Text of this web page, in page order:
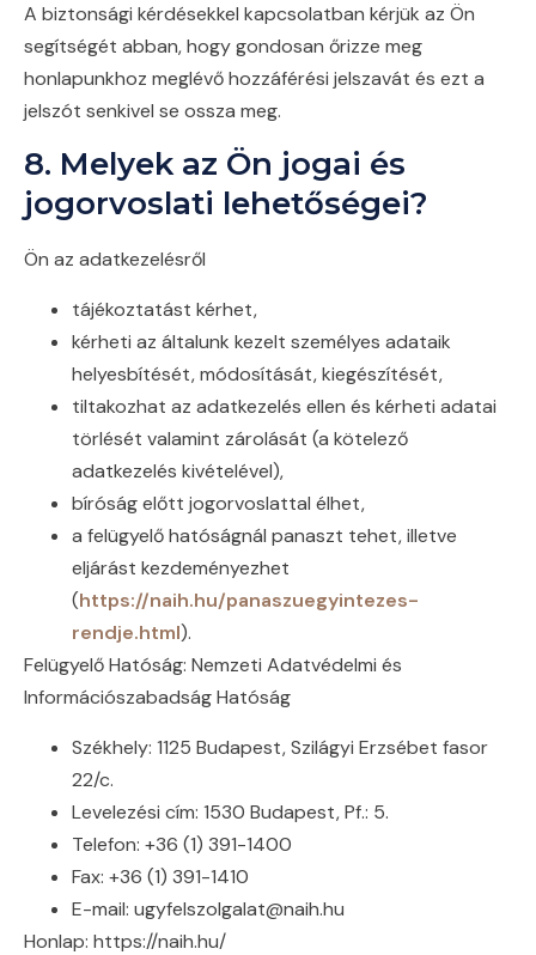
A biztonsági kérdésekkel kapcsolatban kérjük az Ön
segítségét abban, hogy gondosan őrizze meg
honlapunkhoz meglévő hozzáférési jelszavát és ezt a
jelszót senkivel se ossza meg.
8. Melyek az Ön jogai és
jogorvoslati lehetőségei?
Ön az adatkezelésről
tájékoztatást kérhet,
kérheti az általunk kezelt személyes adataik
helyesbítését, módosítását, kiegészítését,
tiltakozhat az adatkezelés ellen és kérheti adatai
törlését valamint zárolását (a kötelező
adatkezelés kivételével),
bíróság előtt jogorvoslattal élhet,
a felügyelő hatóságnál panaszt tehet, illetve
eljárást kezdeményezhet
(https://naih.hu/panaszuegyintezes-
rendje.html).
Felügyelő Hatóság: Nemzeti Adatvédelmi és
Információszabadság Hatóság
Székhely: 1125 Budapest, Szilágyi Erzsébet fasor
22/c.
Levelezési cím: 1530 Budapest, Pf.: 5.
Telefon: +36 (1) 391-1400
Fax: +36 (1) 391-1410
E-mail: ugyfelszolgalat@naih.hu
Honlap: https://naih.hu/